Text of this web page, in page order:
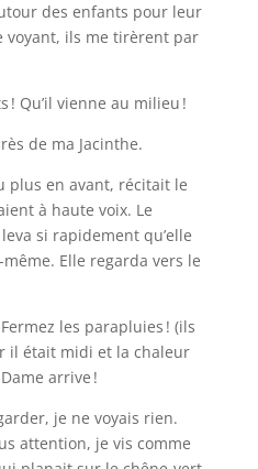
des enfants pour leur
voyant, ils me tirèrent par
! Qu’il vienne au milieu !
de ma Jacinthe.
plus en avant, récitait le
à haute voix. Le
si rapidement qu’elle
Elle regarda vers le
les parapluies ! (ils
il était midi et la chaleur
arrive !
je ne voyais rien.
attention, je vis comme